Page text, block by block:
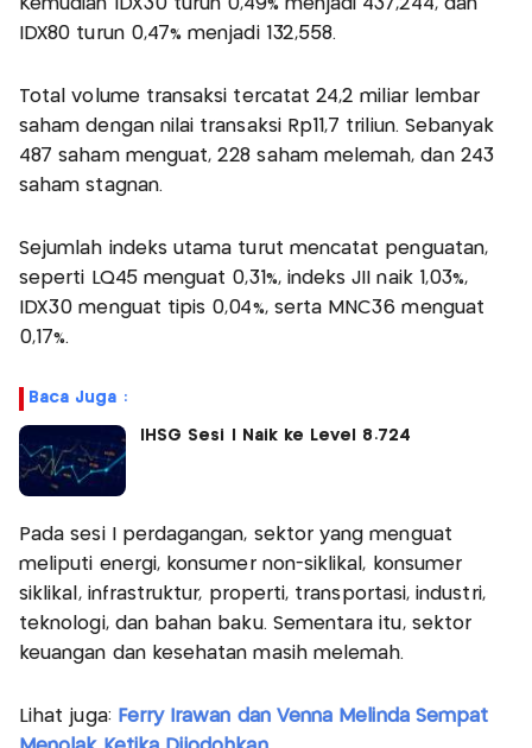
Kemudian IDX30 turun 0,49% menjadi 437,244, dan
IDX80 turun 0,47% menjadi 132,558.
Total volume transaksi tercatat 24,2 miliar lembar
saham dengan nilai transaksi Rp11,7 triliun. Sebanyak
487 saham menguat, 228 saham melemah, dan 243
saham stagnan.
Sejumlah indeks utama turut mencatat penguatan,
seperti LQ45 menguat 0,31%, indeks JII naik 1,03%,
IDX30 menguat tipis 0,04%, serta MNC36 menguat
0,17%.
Baca Juga :
IHSG Sesi I Naik ke Level 8.724
Pada sesi I perdagangan, sektor yang menguat
meliputi energi, konsumer non-siklikal, konsumer
siklikal, infrastruktur, properti, transportasi, industri,
teknologi, dan bahan baku. Sementara itu, sektor
keuangan dan kesehatan masih melemah.
Lihat juga: Ferry Irawan dan Venna Melinda Sempat